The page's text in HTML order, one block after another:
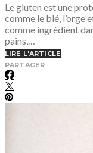
Le gluten est une
comme le blé, l’orge
comme ingrédient
pains,…
LIRE L'ARTICLE
PARTAGER